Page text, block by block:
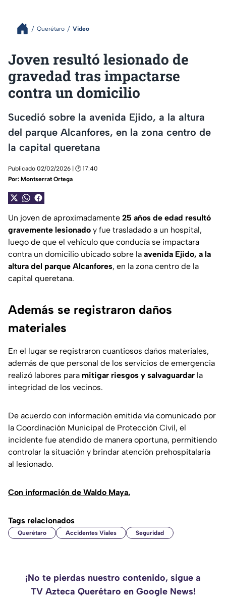
Querétaro Video
Joven resultó lesionado de
gravedad tras impactarse
contra un domicilio
Sucedió sobre la avenida Ejido, a la altura
del parque Alcanfores, en la zona centro de
la capital queretana
Publicado 02/02/2026 | 🕑 17:40
Por: Montserrat Ortega
Un joven de aproximadamente 25 años de edad resultó
gravemente lesionado y fue trasladado a un hospital,
luego de que el vehículo que conducía se impactara
contra un domicilio ubicado sobre la avenida Ejido, a la
altura del parque Alcanfores, en la zona centro de la
capital queretana.
Además se registraron daños
materiales
En el lugar se registraron cuantiosos daños materiales,
además de que personal de los servicios de emergencia
realizó labores para mitigar riesgos y salvaguardar la
integridad de los vecinos.
De acuerdo con información emitida vía comunicado por
la Coordinación Municipal de Protección Civil, el
incidente fue atendido de manera oportuna, permitiendo
controlar la situación y brindar atención prehospitalaria
al lesionado.
Con información de Waldo Maya.
Tags relacionados
Querétaro Accidentes Viales Seguridad
¡No te pierdas nuestro contenido, sigue a
TV Azteca Querétaro en Google News!